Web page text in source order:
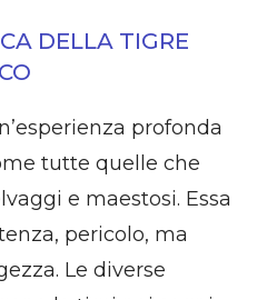
DELLA TIGRE
profonda
tutte quelle che
e maestosi. Essa
pericolo, ma
Le diverse